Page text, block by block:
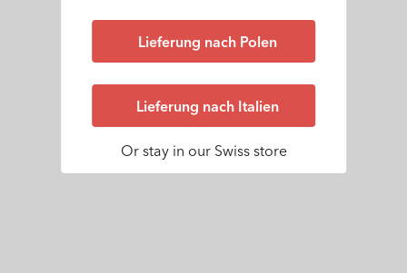
Lieferung nach Polen
Lieferung nach Italien
Or stay in our Swiss store